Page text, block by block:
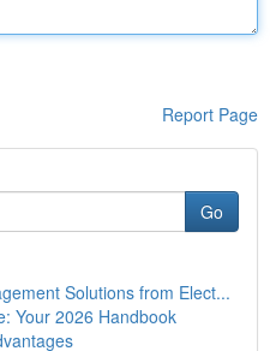
Report Page
Go
Solutions from Elect...
Your 2026 Handbook